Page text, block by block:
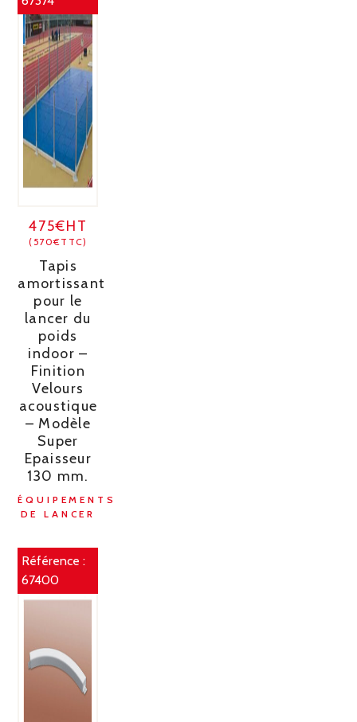
475€HT
(570€TTC)
Tapis
amortissant
pour le
lancer du
poids
indoor –
Finition
Velours
acoustique
– Modèle
Super
Epaisseur
130 mm.
ÉQUIPEMENTS
DE LANCER
Référence :
67400